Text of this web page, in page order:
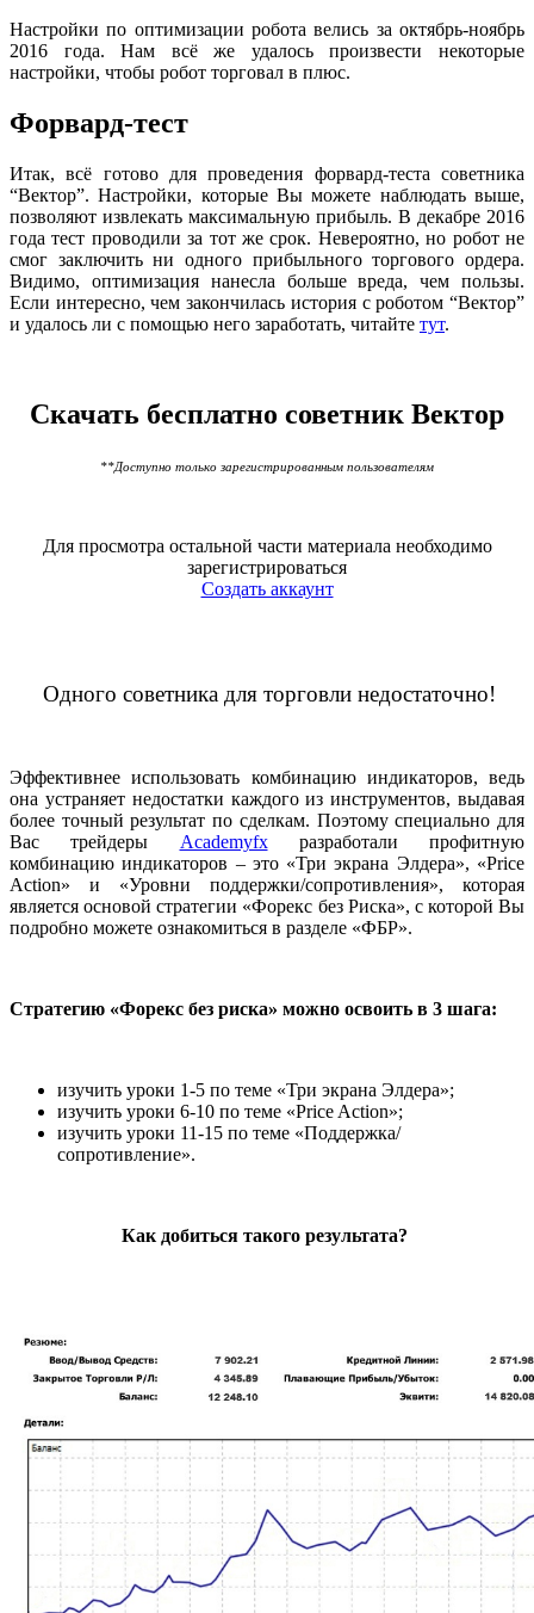
Настройки по оптимизации робота велись за октябрь-ноябрь
2016 года. Нам всё же удалось произвести некоторые
настройки, чтобы робот торговал в плюс.
Форвард-тест
Итак, всё готово для проведения форвард-теста советника
“Вектор”. Настройки, которые Вы можете наблюдать выше,
позволяют извлекать максимальную прибыль. В декабре 2016
года тест проводили за тот же срок. Невероятно, но робот не
смог заключить ни одного прибыльного торгового ордера.
Видимо, оптимизация нанесла больше вреда, чем пользы.
Если интересно, чем закончилась история с роботом “Вектор”
и удалось ли с помощью него заработать, читайте тут.
Скачать бесплатно советник Вектор
**Доступно только зарегистрированным пользователям
Для просмотра остальной части материала необходимо
зарегистрироваться
Создать аккаунт
Одного советника для торговли недостаточно!
Эффективнее использовать комбинацию индикаторов, ведь
она устраняет недостатки каждого из инструментов, выдавая
более точный результат по сделкам. Поэтому специально для
Вас трейдеры Academyfxразработали профитную
комбинацию индикаторов – это «Три экрана Элдера», «Price
Action» и «Уровни поддержки/сопротивления», которая
является основой стратегии «Форекс без Риска», с которой Вы
подробно можете ознакомиться в разделе «ФБР».
Стратегию «Форекс без риска» можно освоить в 3 шага:
изучить уроки 1-5 по теме «Три экрана Элдера»;
изучить уроки 6-10 по теме «Price Action»;
изучить уроки 11-15 по теме «Поддержка/
сопротивление».
Как добиться такого результата?